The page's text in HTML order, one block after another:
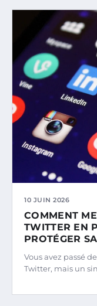
10 JUIN 2026
COMMENT
TWITTER EN
PROTÉGER
Vous avez passé
Twitter, mais un